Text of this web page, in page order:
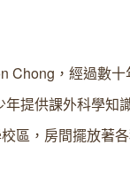
Chong，經過數
提供課外科學知
區，房間擺放著